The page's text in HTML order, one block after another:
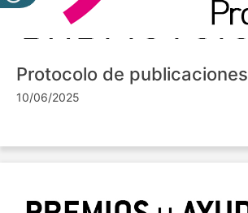
Protocolo de publicaciones
10/06/2025